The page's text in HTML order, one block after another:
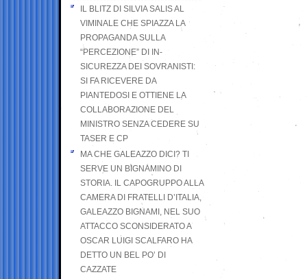
IL BLITZ DI SILVIA SALIS AL
VIMINALE CHE SPIAZZA LA
PROPAGANDA SULLA
“PERCEZIONE” DI IN-
SICUREZZA DEI SOVRANISTI:
SI FA RICEVERE DA
PIANTEDOSI E OTTIENE LA
COLLABORAZIONE DEL
MINISTRO SENZA CEDERE SU
TASER E CP
MA CHE GALEAZZO DICI? TI
SERVE UN BIGNAMINO DI
STORIA. IL CAPOGRUPPO ALLA
CAMERA DI FRATELLI D’ITALIA,
GALEAZZO BIGNAMI, NEL SUO
ATTACCO SCONSIDERATO A
OSCAR LUIGI SCALFARO HA
DETTO UN BEL PO’ DI
CAZZATE